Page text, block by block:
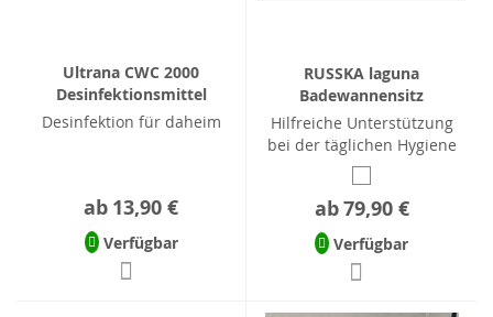
Ultrana CWC 2000
Desinfektionsmittel
Desinfektion für daheim
ab 13,90 €
Verfügbar
RUSSKA laguna
Badewannensitz
Hilfreiche Unterstützung
bei der täglichen Hygiene
ab79,90 €
Verfügbar